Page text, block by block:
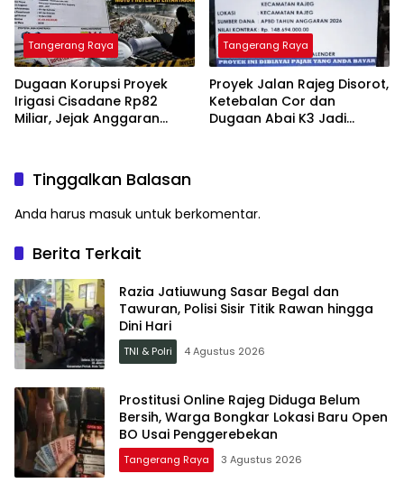
Tangerang Raya
Dugaan Korupsi Proyek
Irigasi Cisadane Rp82
Miliar, Jejak Anggaran
Tangerang Raya
Proyek Jalan Rajeg Disorot,
Ketebalan Cor dan
Dugaan Abai K3 Jadi
Tinggalkan Balasan
Anda harus masuk untuk berkomentar.
Berita Terkait
Razia Jatiuwung Sasar Begal dan
Tawuran, Polisi Sisir Titik Rawan hingga
Dini Hari
TNI & Polri 4 Agustus 2026
Prostitusi Online Rajeg Diduga Belum
Bersih, Warga Bongkar Lokasi Baru Open
BO Usai Penggerebekan
Tangerang Raya 3 Agustus 2026